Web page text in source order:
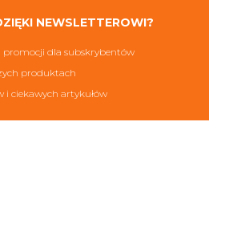
NEWSLETTEROWI?
promocji dla subskrybentów
produktach
i ciekawych artykułów